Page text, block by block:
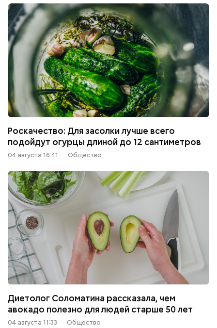
Роскачество: Для засолки лучше всего
подойдут огурцы длиной до 12 сантиметров
04 августа 16:41 Общество
Диетолог Соломатина рассказала, чем
авокадо полезно для людей старше 50 лет
04 августа 11:33 Общество